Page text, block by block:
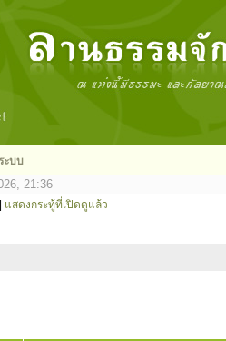
ะบบ
21:36
แสดงกระทู้ที่เปิดดูแล้ว